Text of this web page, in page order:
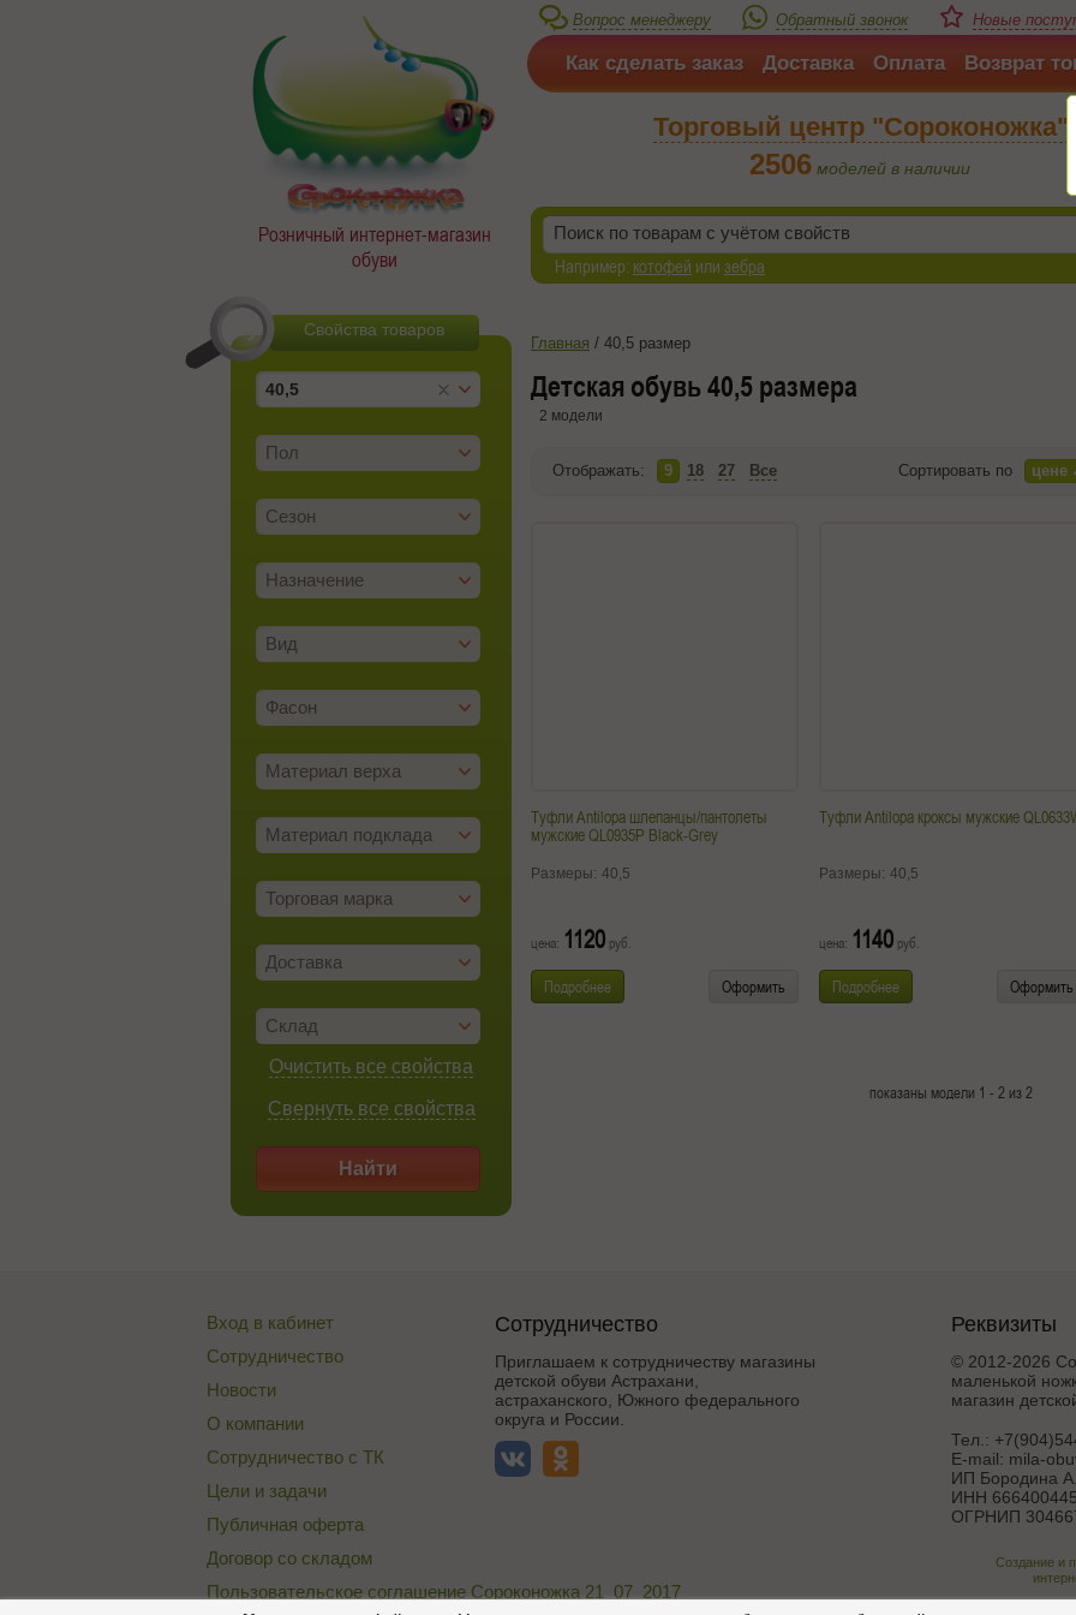
Розничный интернет-магазин
обуви
Например:котофей илизебра
Вопрос менеджеру Обратный звонок Новые
Как сделать заказ Доставка Оплата Возврат
Торговый центр "Сороконожка"
2506 моделей в наличии
40,5
Пол
Сезон
Назначение
Вид
Фасон
Материал верха
Материал подклада
Торговая марка
Доставка
Склад
Очистить все свойства
Свернуть все свойства
Найти
Свойства товаров
Главная / 40,5 размер
Детская обувь 40,5 размера
2 модели
Отображать: 9 18 27 Все Сортировать по цене
Туфли Antilopa шлепанцы/пантолеты
мужские QL0935P Black-Grey
Размеры: 40,5
цена: 1120 руб.
Подробнее Оформить
Туфли Antilopa кроксы мужские
Размеры: 40,5
цена: 1140 руб.
Подробнее Оформить
показаны модели 1 - 2 из 2
Вход в кабинет
Сотрудничество
Новости
О компании
Сотрудничество с ТК
Цели и задачи
Публичная оферта
Договор со складом
Пользовательское соглашение Сороконожка 21_07_2017
Сотрудничество
Приглашаем к сотрудничеству магазины
детской обуви Астрахани,
астраханского, Южного федерального
округа и России.
Реквизиты
© 2012-2026
маленькой
магазин
Тел.:
E-mail: mila-
ИП Бородина
ИНН
ОГРНИП
Создание и